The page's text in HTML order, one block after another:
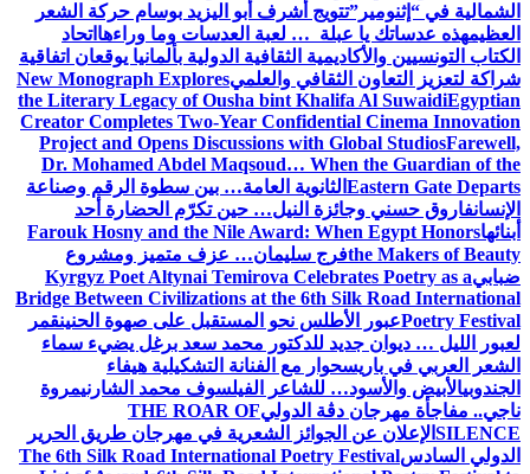
الشمالية في “إثنومير”تتويج أشرف أبو اليزيد بوسام حركة الشعر
العظيمهذه عدساتك يا عبلة … لعبة العدسات وما وراءها اتحاد
الكتاب التونسيين والأكاديمية الثقافية الدولية بألمانيا يوقعان اتفاقية
شراكة لتعزيز التعاون الثقافي والعلميNew Monograph Explores
the Literary Legacy of Ousha bint Khalifa Al SuwaidiEgyptian
Creator Completes Two-Year Confidential Cinema Innovation
Project and Opens Discussions with Global StudiosFarewell,
Dr. Mohamed Abdel Maqsoud… When the Guardian of the
Eastern Gate Departs الثانوية العامة… بين سطوة الرقم وصناعة
الإنسانفاروق حسني وجائزة النيل… حين تكرّم الحضارة أحد
أبنائهاFarouk Hosny and the Nile Award: When Egypt Honors
the Makers of Beautyفرج سليمان… عزف متميز ومشروع
ضبابيKyrgyz Poet Altynai Temirova Celebrates Poetry as a
Bridge Between Civilizations at the 6th Silk Road International
Poetry Festivalعبور الأطلس نحو المستقبل على صهوة الحنينقمر
لعبور الليل … ديوان جديد للدكتور محمد سعد برغل يضيء سماء
الشعر العربي في باريسحوار مع الفنانة التشكيلية هيفاء
الجندوبيالأبيض والأسود… للشاعر الفيلسوف محمد الشارنيمروة
ناجي.. مفاجأة مهرجان دڨة الدوليTHE ROAR OF
SILENCE الإعلان عن الجوائز الشعرية في مهرجان طريق الحرير
الدولي السادسThe 6th Silk Road International Poetry Festival